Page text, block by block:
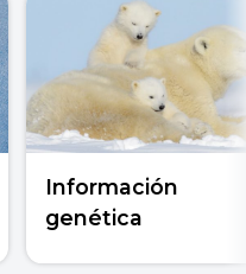
Información
genética